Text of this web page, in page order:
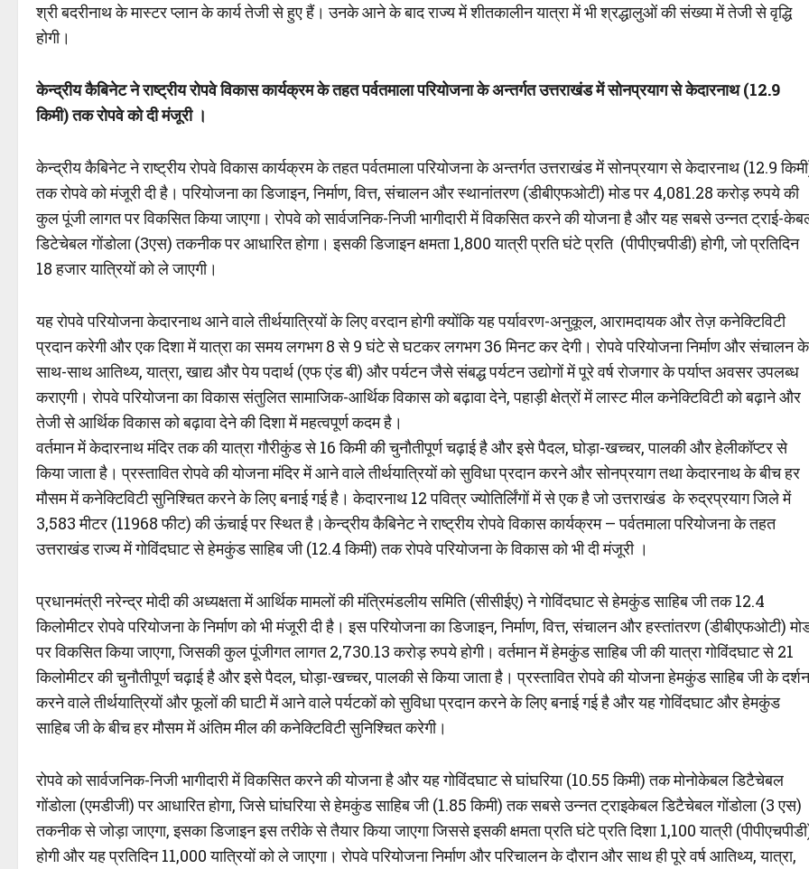
श्री बदरीनाथ के मास्टर प्लान के कार्य तेजी से हुए हैं। उनके आने के बाद राज्य में शीतकालीन यात्रा में भी श्रद्धालुओं की संख्या में तेजी से वृद्धि
होगी।
केन्द्रीय कैबिनेट ने राष्ट्रीय रोपवे विकास कार्यक्रम के तहत पर्वतमाला परियोजना के अन्तर्गत उत्तराखंड में सोनप्रयाग से केदारनाथ (12.9
किमी) तक रोपवे को दी मंजूरी ।
केन्द्रीय कैबिनेट ने राष्ट्रीय रोपवे विकास कार्यक्रम के तहत पर्वतमाला परियोजना के अन्तर्गत उत्तराखंड में सोनप्रयाग से केदारनाथ (12.9
तक रोपवे को मंजूरी दी है। परियोजना का डिजाइन, निर्माण, वित्त, संचालन और स्थानांतरण (डीबीएफओटी) मोड पर 4,081.28 करोड़ रुपये की
कुल पूंजी लागत पर विकसित किया जाएगा। रोपवे को सार्वजनिक-निजी भागीदारी में विकसित करने की योजना है और यह सबसे उन्नत ट्राई-
डिटेचेबल गोंडोला (3एस) तकनीक पर आधारित होगा। इसकी डिजाइन क्षमता 1,800 यात्री प्रति घंटे प्रति (पीपीएचपीडी) होगी, जो प्रतिदिन
18 हजार यात्रियों को ले जाएगी।
यह रोपवे परियोजना केदारनाथ आने वाले तीर्थयात्रियों के लिए वरदान होगी क्योंकि यह पर्यावरण-अनुकूल, आरामदायक और तेज़ कनेक्टिविटी
प्रदान करेगी और एक दिशा में यात्रा का समय लगभग 8 से 9 घंटे से घटकर लगभग 36 मिनट कर देगी। रोपवे परियोजना निर्माण और संचालन के
साथ-साथ आतिथ्य, यात्रा, खाद्य और पेय पदार्थ (एफ एंड बी) और पर्यटन जैसे संबद्ध पर्यटन उद्योगों में पूरे वर्ष रोजगार के पर्याप्त अवसर उपलब्ध
कराएगी। रोपवे परियोजना का विकास संतुलित सामाजिक-आर्थिक विकास को बढ़ावा देने, पहाड़ी क्षेत्रों में लास्ट मील कनेक्टिविटी को बढ़ाने और
तेजी से आर्थिक विकास को बढ़ावा देने की दिशा में महत्वपूर्ण कदम है।
वर्तमान में केदारनाथ मंदिर तक की यात्रा गौरीकुंड से 16 किमी की चुनौतीपूर्ण चढ़ाई है और इसे पैदल, घोड़ा-खच्चर, पालकी और हेलीकॉप्टर से
किया जाता है। प्रस्तावित रोपवे की योजना मंदिर में आने वाले तीर्थयात्रियों को सुविधा प्रदान करने और सोनप्रयाग तथा केदारनाथ के बीच हर
मौसम में कनेक्टिविटी सुनिश्चित करने के लिए बनाई गई है। केदारनाथ 12 पवित्र ज्योतिर्लिंगों में से एक है जो उत्तराखंड के रुद्रप्रयाग जिले में
3,583 मीटर (11968 फीट) की ऊंचाई पर स्थित है।केन्द्रीय कैबिनेट ने राष्ट्रीय रोपवे विकास कार्यक्रम – पर्वतमाला परियोजना के तहत
उत्तराखंड राज्य में गोविंदघाट से हेमकुंड साहिब जी (12.4 किमी) तक रोपवे परियोजना के विकास को भी दी मंजूरी ।
प्रधानमंत्री नरेन्द्र मोदी की अध्यक्षता में आर्थिक मामलों की मंत्रिमंडलीय समिति (सीसीईए) ने गोविंदघाट से हेमकुंड साहिब जी तक 12.4
किलोमीटर रोपवे परियोजना के निर्माण को भी मंजूरी दी है। इस परियोजना का डिजाइन, निर्माण, वित्त, संचालन और हस्तांतरण (डीबीएफओटी)
पर विकसित किया जाएगा, जिसकी कुल पूंजीगत लागत 2,730.13 करोड़ रुपये होगी। वर्तमान में हेमकुंड साहिब जी की यात्रा गोविंदघाट से 21
किलोमीटर की चुनौतीपूर्ण चढ़ाई है और इसे पैदल, घोड़ा-खच्चर, पालकी से किया जाता है। प्रस्तावित रोपवे की योजना हेमकुंड साहिब जी के दर्शन
करने वाले तीर्थयात्रियों और फूलों की घाटी में आने वाले पर्यटकों को सुविधा प्रदान करने के लिए बनाई गई है और यह गोविंदघाट और हेमकुंड
साहिब जी के बीच हर मौसम में अंतिम मील की कनेक्टिविटी सुनिश्चित करेगी।
रोपवे को सार्वजनिक-निजी भागीदारी में विकसित करने की योजना है और यह गोविंदघाट से घांघरिया (10.55 किमी) तक मोनोकेबल डिटैचेबल
गोंडोला (एमडीजी) पर आधारित होगा, जिसे घांघरिया से हेमकुंड साहिब जी (1.85 किमी) तक सबसे उन्नत ट्राइकेबल डिटैचेबल गोंडोला (3 एस)
तकनीक से जोड़ा जाएगा, इसका डिजाइन इस तरीके से तैयार किया जाएगा जिससे इसकी क्षमता प्रति घंटे प्रति दिशा 1,100 यात्री
होगी और यह प्रतिदिन 11,000 यात्रियों को ले जाएगा। रोपवे परियोजना निर्माण और परिचालन के दौरान और साथ ही पूरे वर्ष आतिथ्य, यात्रा,